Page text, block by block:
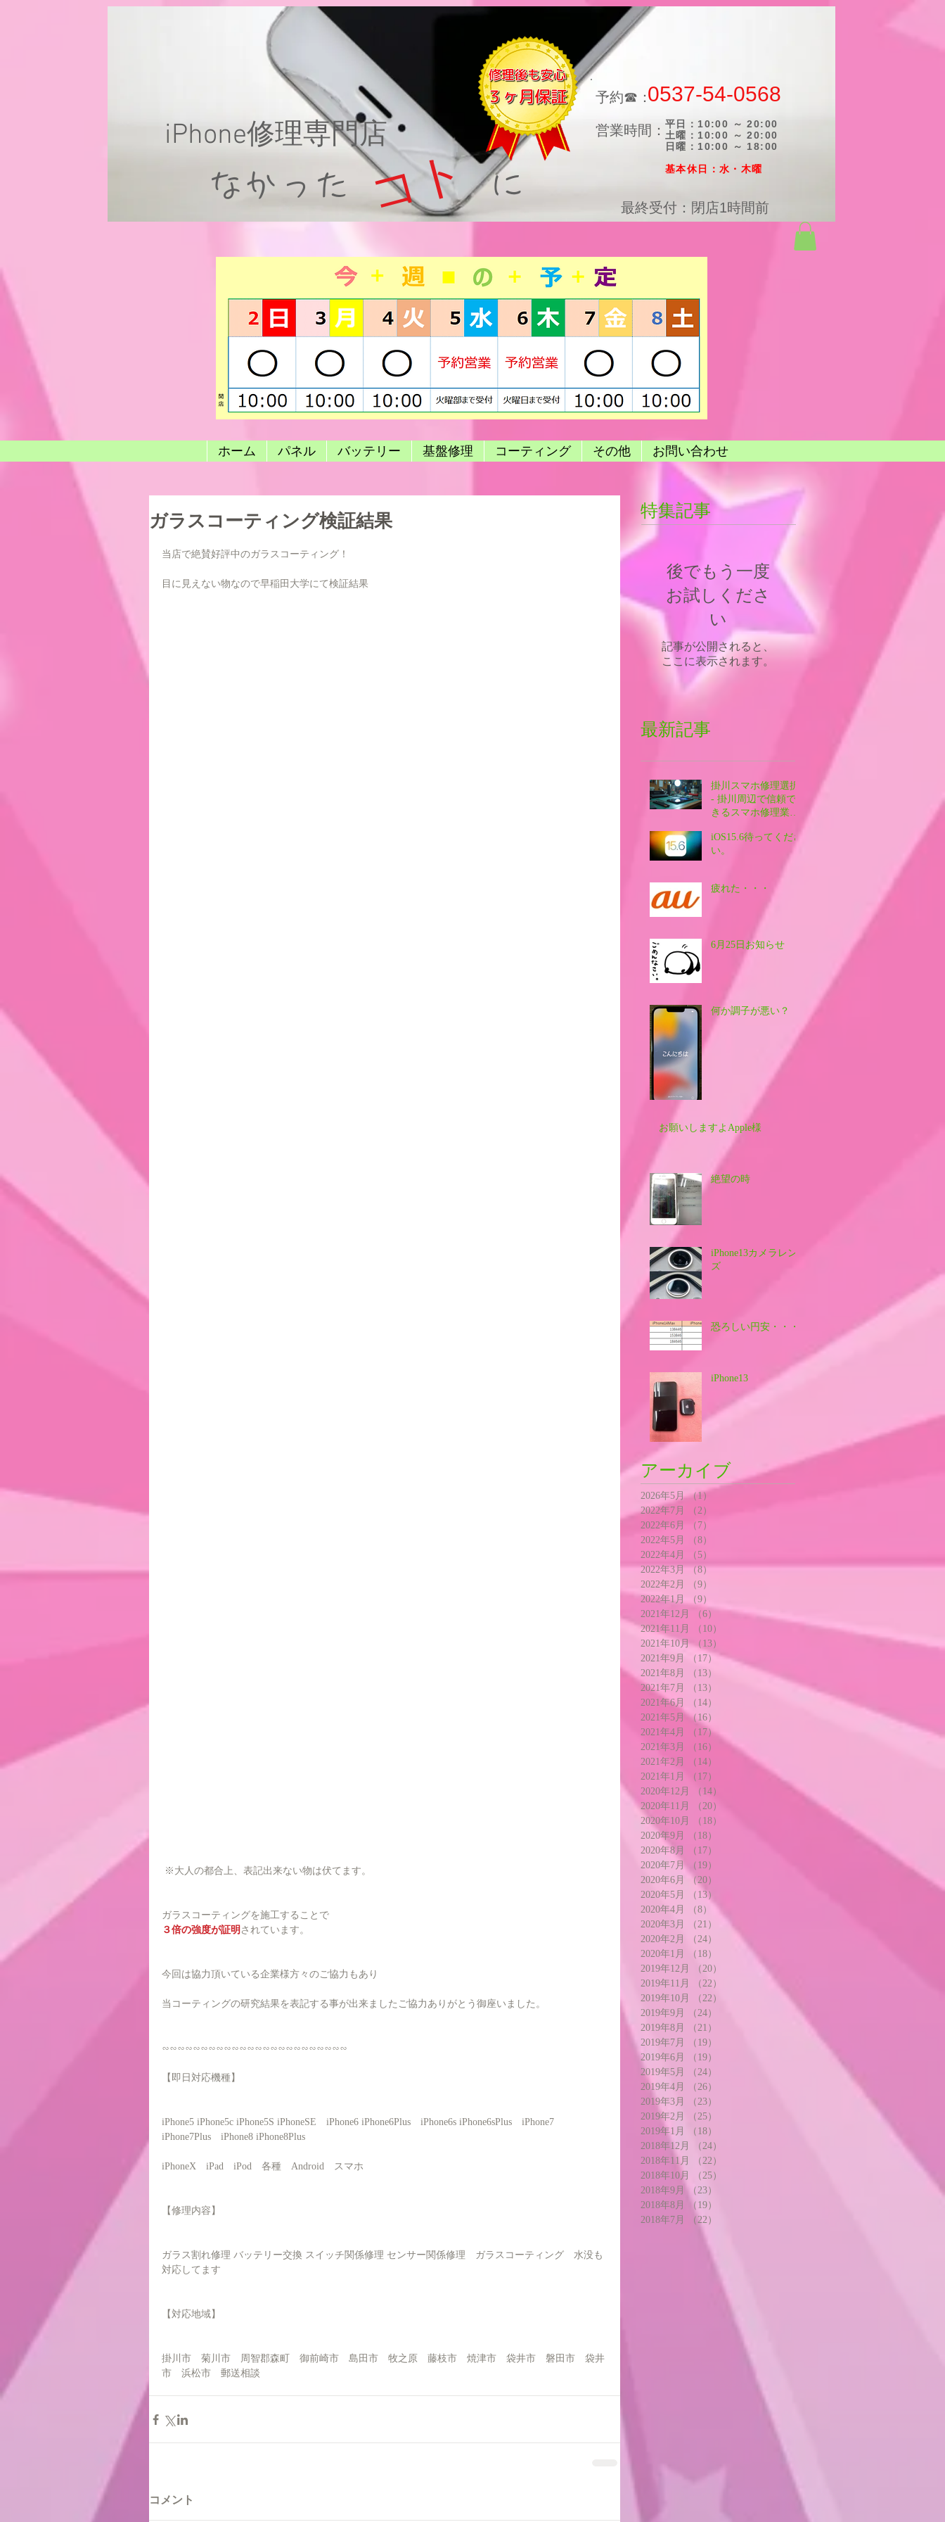
iPhone修理専門店
​予約☎：0537-54-0568
平日：10:00 ～ 20:00
土曜：10:00 ～ 20:00
日曜：10:00 ～ 18:00
​基本休日：水・木曜
営業時間：
最終受付：閉店1時間前
なかった に
コト
ホーム パネル バッテリー 基盤修理 コーティング その他 お問い合わせ
ガラスコーティング検証結果
当店で絶賛好評中のガラスコーティング！
目に見えない物なので早稲田大学にて検証結果
※大人の都合上、表記出来ない物は伏てます。
ガラスコーティングを施工することで
３倍の強度が証明 されています。
今回は協力頂いている企業様方々のご協力もあり
当コーティングの研究結果を表記する事が出来ましたご協力ありがとう御座いました。
∽∽∽∽∽∽∽∽∽∽∽∽∽∽∽∽∽∽∽∽∽∽∽∽
【即日対応機種】
iPhone5 iPhone5c iPhone5S iPhoneSE　iPhone6 iPhone6Plus　iPhone6s iPhone6sPlus　iPhone7
iPhone7Plus　iPhone8 iPhone8Plus
iPhoneX　iPad　iPod　各種　Android　スマホ
【修理内容】
ガラス割れ修理 バッテリー交換 スイッチ関係修理 センサー関係修理　ガラスコーティング　水没も
対応してます
【対応地域】
掛川市　菊川市　周智郡森町　御前崎市　島田市　牧之原　藤枝市　焼津市　袋井市　磐田市　袋井
市　浜松市　郵送相談
コメント
特集記事
後でもう一度
お試しくださ
い
記事が公開されると、
ここに表示されます。
最新記事
掛川スマホ修理選択
- 掛川周辺で信頼で
きるスマホ修理業者
iOS15.6待ってくださ
い。
疲れた・・・
6月25日お知らせ
何か調子が悪い？
お願いしますよApple様
絶望の時
iPhone13カメラレン
ズ
恐ろしい円安・・・
iPhone13
アーカイブ
2026年5月 （1）
2022年7月
（2）
2022年6月
（7）
2022年5月
（8）
2022年4月
（5）
2022年3月 （8）8件の記事
2022年2月
（9）
2022年1月
（9）
2021年12月
（6）
6件の記事
2021年11月
（10）
2021年10月
（13）
2021年9月
（17）17件の記事
2021年8月
（13）
13件の記事
2021年7月
（13）
2021年6月
（14）
2021年5月 （16）
2021年4月
（17）
2021年3月
（16）
16件の記事
2021年2月
（14）
14件の記事
2021年1月
（17）
2020年12月
（14）
2020年11月
（20）
2020年10月
（18）
2020年9月
（18）
2020年8月
（17）
2020年7月
（19）
2020年6月
（20）
2020年5月
（13）
2020年4月
（8）
8件の記事
2020年3月
（21）
21件の記事
2020年2月
（24）
24件の記事
2020年1月
（18）
18件の記事
2019年12月
（20）
20件の記事
2019年11月
（22）
2019年10月
（22）
2019年9月
（24）
2019年8月
（21）
2019年7月
（19）
2019年6月
（19）
2019年5月
（24）
2019年4月
（26）
2019年3月
（23）
2019年2月
（25）
2019年1月
（18）
2018年12月
（24）
2018年11月
（22）
2018年10月
（25）
2018年9月
（23）
2018年8月
（19）
2018年7月
（22）